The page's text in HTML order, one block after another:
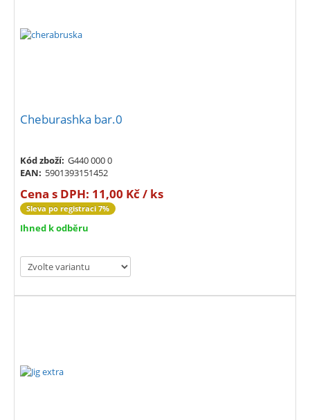
Cheburashka bar.0
Kód zboží: G440 000 0
EAN: 5901393151452
Cena s DPH: 11,00 Kč / ks
Sleva po registraci 7%
Ihned k odběru